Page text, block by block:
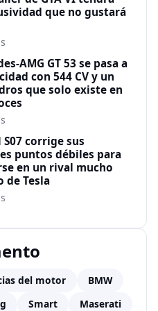
que no gustará
AMG GT 53 se pasa a
con 544 CV y un
que solo existe en
S07 corrige sus
puntos débiles para
en un rival mucho
de Tesla
del motor
BMW
Smart Maserati